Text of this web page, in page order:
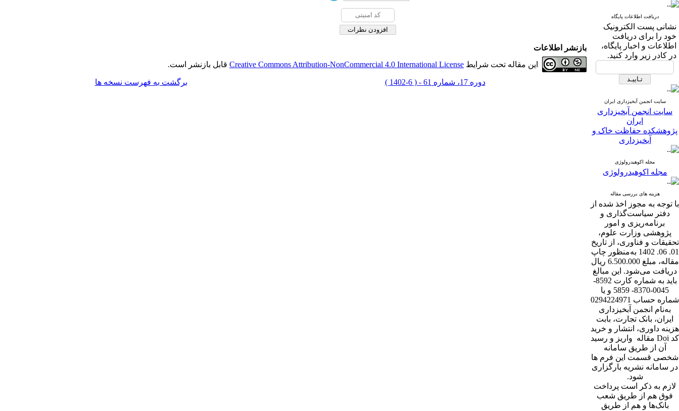
دریافت اطلاعات پایگاه
نشانی پست الکترونیک
خود را برای دریافت
اطلاعات و اخبار پایگاه،
در کادر زیر وارد کنید.
سایت انجمن آبخیزداری ایران
سایت انجمن آبخیزداری
ایران
پژوهشکده حفاظت خاک و
آبخیزداری
مجله اکوهیدرولوژی
مجله اکوهیدرولوژی
هزینه های بررسی مقاله
با توجه به مجوز اخذ شده از
دفتر سیاست‌گذاری و
برنامه‌ریزی و امور
پژوهشی وزارت علوم،
تحقیقات و فناوری، از تاریخ
01. 06. 1402 به‌منظور چاپ
مقاله، مبلغ 6.500.000 ریال
دریافت می‌شود. این مبالغ
باید به شماره کارت 8592-
0045-8370- 5859 و یا
شماره حساب 0294224971
به‌نام انجمن آبخیزداری
ایران، بانک تجارت، بابت
هزینه داوری، انتشار و خرید
کد Doi مقاله واریز و رسید
آن از طریق سامانه
شخصی قسمت این فرم ها
در سامانه نشریه بارگزاری
شود.
لازم به ذکر است پرداخت
فوق هم از طریق شعب
بانک‌‌ها و هم از طریق
بازنشر اطلاعات
این مقاله تحت شرایط Creative Commons Attribution-NonCommercial 4.0 International License قابل بازنشر است.
دوره 17، شماره 61 - ( 6-1402 ) برگشت به فهرست نسخه ها